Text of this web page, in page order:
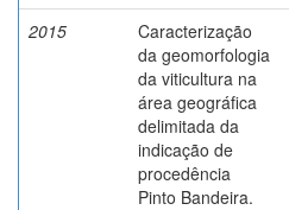
2015
Caracterização
da geomorfologia
da viticultura na
área geográfica
delimitada da
indicação de
procedência
Pinto Bandeira.